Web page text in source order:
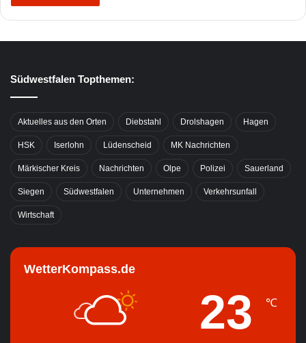
Südwestfalen Topthemen:
Aktuelles aus den Orten Diebstahl Drolshagen Hagen
HSK Iserlohn Lüdenscheid MK Nachrichten
Märkischer Kreis Nachrichten Olpe Polizei Sauerland
Siegen Südwestfalen Unternehmen Verkehrsunfall
Wirtschaft
WetterKompass.de
23 ℃